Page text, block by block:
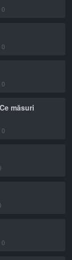
0
0
0
măsuri
0
0